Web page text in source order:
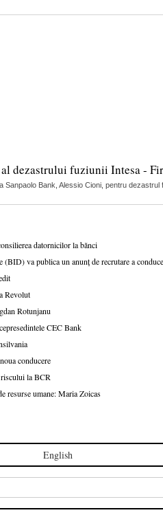
dezastrului fuziunii Intesa -
Sanpaolo Bank, Alessio Cioni, pentru
datornicilor la bănci
(BID) va publica un anunț de recrutare a
Revolut
Rotunjanu
CEC Bank
conducere
la BCR
resurse umane: Maria Zoicas
English